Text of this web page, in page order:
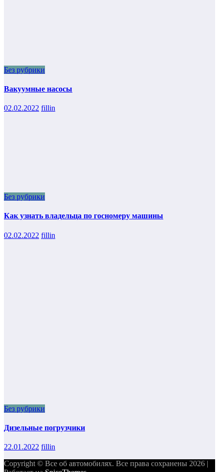
Без рубрики
Вакуумные насосы
02.02.2022 fillin
Без рубрики
Как узнать владельца по госномеру машины
02.02.2022 fillin
Без рубрики
Дизельные погрузчики
22.01.2022 fillin
Copyright © Все об автомобилях. Все права сохранены 2026 |